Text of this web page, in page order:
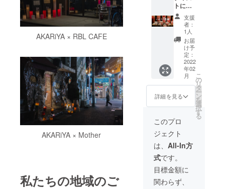
AKARiYA × RBL CAFE
AKARiYA × Mother
私たちの地域のご
沢を矢
崎さん
にご案
内いた
だきな
がらの
キャン
ドルツ
アー！
！！ 言
われな
いと知
らない
と気づ
かな
い！！
！
〝今〟
の下北
沢に触
れるツ
アーで
す。 日
げま
す。 サ
ンクス
メッ
セージ
のお届
けは、
来年1月
ごろの
予定で
す。
店舗候
補】
KITA
FRONT
, 下
北沢 リ
ンク・
パー
ク ,
barnita
一回の
お食事
につ
き、下
記の
サービ
スを一
品提
供。 ・
ング ・
チーズ
ング ・
ご飯大
盛り ・
ミニ
コーン
サラダ
■MOTH
ER(ロッ
クバー)
きま
す。 ほ
んとう
に良い
写真集
です！
この
キャン
プファ
イヤー
れてい
るキャ
写真も
矢郷桃
の写真
です。※
除く ま
た、下
北沢で
一番古
参加
アー
ティス
ト（備
考欄よ
りご指
定くだ
さい） 🕯
Nature
and
Candle
限定5個
YA 限定
FUJI
Candle
🕯
empfan
gen
candle
の衣装
（？）
・変装
（？）
で下北
沢に現
れる精
霊にあ
なたも
なれま
す。
「精霊
のノエ
ンタク
ロー
ス。 さ
まざま
な精霊
がサン
タク
トによ
る、あ
なただ
けのオ
リジナ
ルキャ
ンド
ル】
キャン
ドルは
アー
ティス
トに
様々。
トップ
以外の
写真も
ぜひご
覧くだ
さい。
⭐︎オリジ
ナル
支援
者：
1人
お届
け予
定：
2022
年02
月
詳細を見る
こ
の
リ
タ
ー
ン
を
選
択
す
る
このプロ
ジェクト
は、 All-In方
式です。
目標金額に
関わらず、